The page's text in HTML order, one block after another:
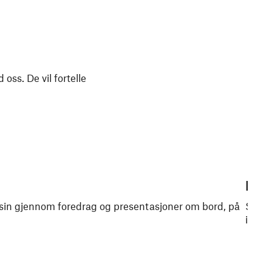
oss. De vil fortelle
gjennom foredrag og presentasjoner om bord, på
Møt
i.